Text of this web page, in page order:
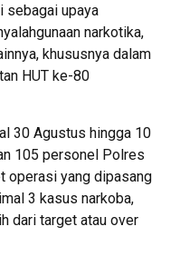
sebagai upaya
narkotika,
khususnya dalam
HUT ke-80
30 Agustus hingga 10
105 personel Polres
operasi yang dipasang
3 kasus narkoba,
dari target atau over